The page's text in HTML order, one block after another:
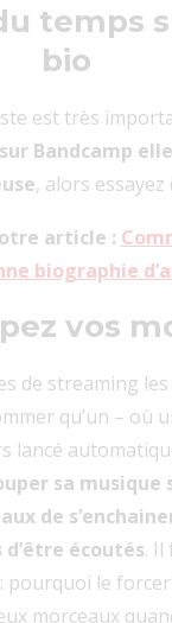
temps
bio
est très
sur Bandcamp
, alors
article :
biographie
vos
de streaming
qu’un – où
lancé
sa musique
de
écoutés. Il
pourquoi le
morceaux